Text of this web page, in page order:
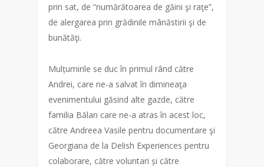
prin sat, de “numărătoarea de găini şi raţe”,
de alergarea prin grădinile mânăstirii şi de
bunătăţi.
Mulțumirile se duc în primul rând către
Andrei, care ne-a salvat în dimineaţa
evenimentului găsind alte gazde, către
familia Bălan care ne-a atras în acest loc,
către Andreea Vasile pentru documentare şi
Georgiana de la Delish Experiences pentru
colaborare, către voluntari și către